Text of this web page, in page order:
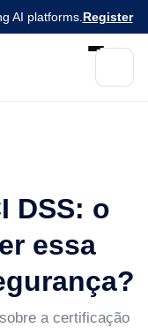
AI platforms. Register
DSS: o
essa
a certificação